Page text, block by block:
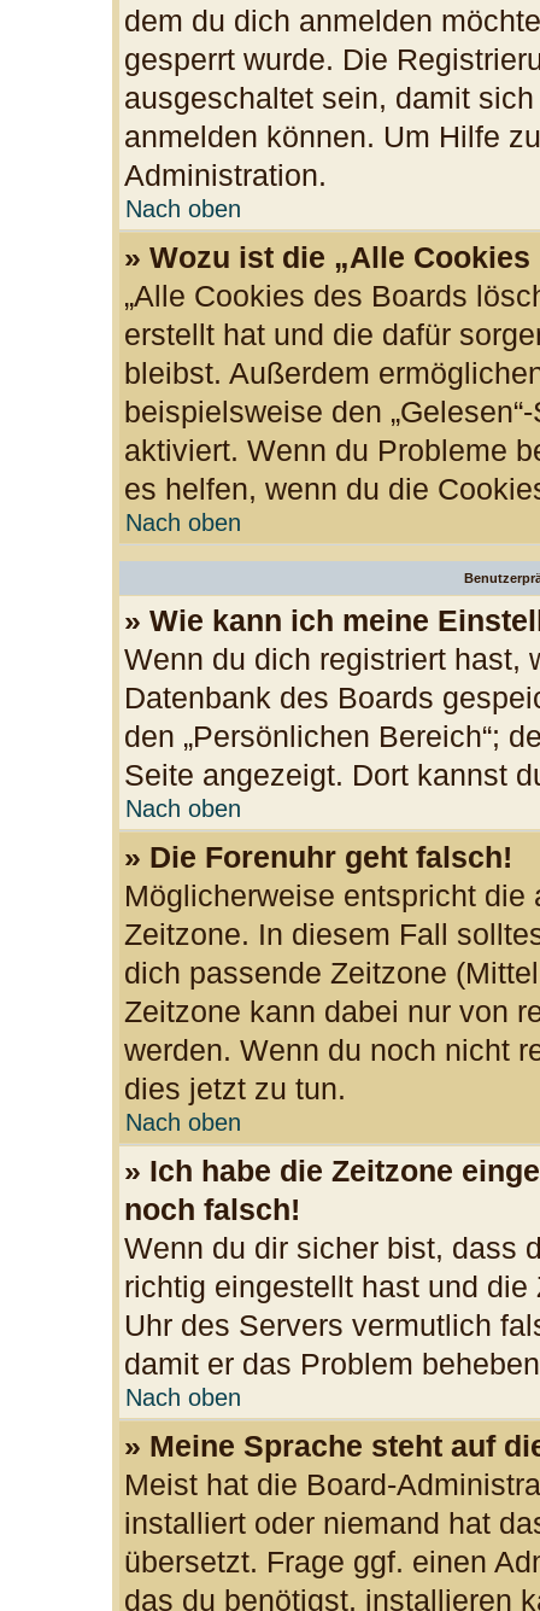
dem du dich anmelden
gesperrt wurde. Die
ausgeschaltet sein, damit
anmelden können. Um Hilfe
Administration.
Nach oben
» Wozu ist die „Alle
„Alle Cookies des Boards
erstellt hat und die dafür
bleibst. Außerdem
beispielsweise den
aktiviert. Wenn du Probleme
es helfen, wenn du die
Nach oben
» Wie kann ich meine
Wenn du dich registriert hast,
Datenbank des Boards
den „Persönlichen Bereich“;
Seite angezeigt. Dort kannst
Nach oben
» Die Forenuhr geht falsch!
Möglicherweise entspricht
Zeitzone. In diesem Fall
dich passende Zeitzone
Zeitzone kann dabei nur von
werden. Wenn du noch nicht
dies jetzt zu tun.
Nach oben
» Ich habe die Zeitzone
noch falsch!
Wenn du dir sicher bist, dass
richtig eingestellt hast und
Uhr des Servers vermutlich
damit er das Problem
Nach oben
» Meine Sprache steht auf
Meist hat die Board-
installiert oder niemand hat
übersetzt. Frage ggf. einen
das du benötigst, installieren